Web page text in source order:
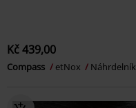
Kč 439,00
Compass etNox Náhrdelník